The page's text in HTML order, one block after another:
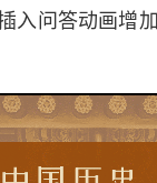
入问答动画增